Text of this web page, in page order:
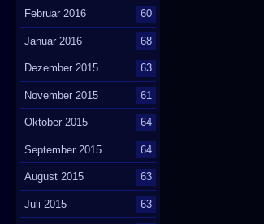
Februar 2016 60
Januar 2016 68
Dezember 2015 63
November 2015 61
Oktober 2015 64
September 2015 64
August 2015 63
Juli 2015 63